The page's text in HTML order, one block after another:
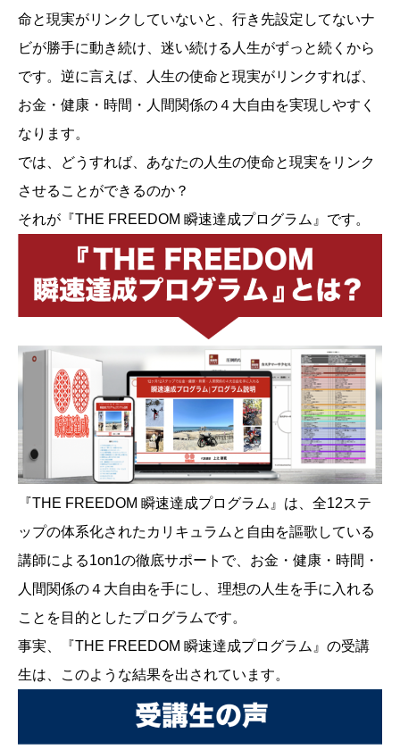
命と現実がリンクしていないと、行き先設定してないナ
ビが勝手に動き続け、迷い続ける人生がずっと続くから
です。逆に言えば、人生の使命と現実がリンクすれば、
お金・健康・時間・人間関係の４大自由を実現しやすく
なります。
では、どうすれば、あなたの人生の使命と現実をリンク
させることができるのか？
それが『THE FREEDOM 瞬速達成プログラム』です。
『THE FREEDOM 瞬速達成プログラム』は、全12ステ
ップの体系化されたカリキュラムと自由を謳歌している
講師による1on1の徹底サポートで、お金・健康・時間・
人間関係の４大自由を手にし、理想の人生を手に入れる
ことを目的としたプログラムです。
事実、『THE FREEDOM 瞬速達成プログラム』の受講
生は、このような結果を出されています。